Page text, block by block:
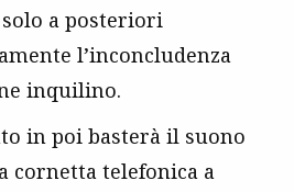
a posteriori
l’inconcludenza
inquilino.
in poi basterà il suono
cornetta telefonica a